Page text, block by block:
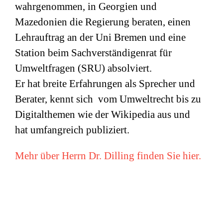
wahrgenommen, in Georgien und
Mazedonien die Regierung beraten, einen
Lehrauftrag an der Uni Bremen und eine
Station beim Sachverständigenrat für
Umweltfragen (SRU) absolviert.
Er hat breite Erfahrungen als Sprecher und
Berater, kennt sich vom Umweltrecht bis zu
Digitalthemen wie der Wikipedia aus und
hat umfangreich publiziert.
Mehr über Herrn Dr. Dilling finden Sie hier.